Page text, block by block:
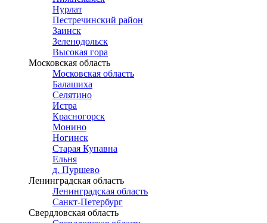
Нурлат
Пестречинский район
Заинск
Зеленодольск
Высокая гора
Московская область
Московская область
Балашиха
Селятино
Истра
Красногорск
Монино
Ногинск
Старая Купавна
Ельня
д. Пуршево
Ленинградская область
Ленинградская область
Санкт-Петербург
Свердловская область